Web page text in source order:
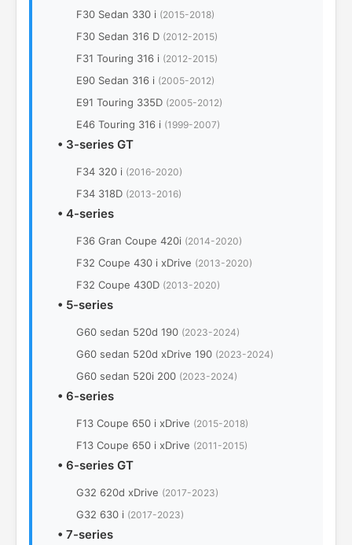
F30 Sedan 330 i (2015-2018)
F30 Sedan 316 D (2012-2015)
F31 Touring 316 i (2012-2015)
E90 Sedan 316 i (2005-2012)
E91 Touring 335D (2005-2012)
E46 Touring 316 i (1999-2007)
• 3-series GT
F34 320 i (2016-2020)
F34 318D (2013-2016)
• 4-series
F36 Gran Coupe 420i (2014-2020)
F32 Coupe 430 i xDrive (2013-2020)
F32 Coupe 430D (2013-2020)
• 5-series
G60 sedan 520d 190 (2023-2024)
G60 sedan 520d xDrive 190 (2023-2024)
G60 sedan 520i 200 (2023-2024)
• 6-series
F13 Coupe 650 i xDrive (2015-2018)
F13 Coupe 650 i xDrive (2011-2015)
• 6-series GT
G32 620d xDrive (2017-2023)
G32 630 i (2017-2023)
• 7-series